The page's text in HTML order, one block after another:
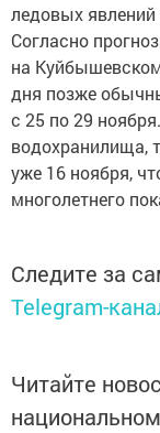
ледовых явлений
Согласно
на
дня позже
с 25 по 29
водохранилища,
уже 16 ноября,
многолетнего
Следите за
Telegram-
Читайте